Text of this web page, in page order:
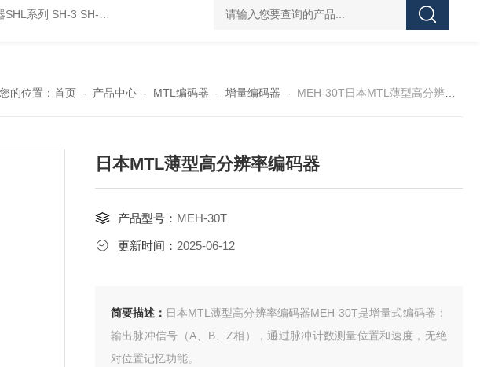
SHL系列 SH-3 SH-4DAICO大浩研热水平热空气产生加热器SH系列 L-00/01/02/03DAICO大浩研
您的位置： 首页- 产品中心- MTL编码器 - 增量编码器 - MEH-30T日本MTL薄型高分辨率编码器
日本MTL薄型高分辨率编码器
产品型号： MEH-30T
更新时间： 2025-06-12
简要描述： 日本MTL薄型高分辨率编码器MEH-30T是增量式编码器：
输出脉冲信号（A、B、Z相），通过脉冲计数测量位置和速度，无绝
对位置记忆功能。